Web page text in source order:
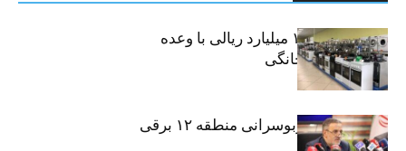
کلاهبرداری ۱۰۰ میلیارد ریالی با وعده
فروش لوازم خانگی
تمام ناوگان اتوبوسرانی منطقه ۱۲ برقی
شد